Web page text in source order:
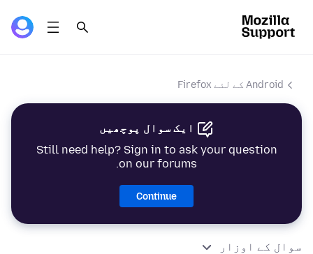
Android کے لئے Firefox
ایک سوال پوچھیں
Still need help? Sign in to ask your question
on our forums.
Continue
سوال کے اوزار